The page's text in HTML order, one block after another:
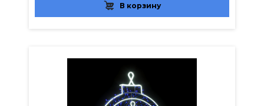
В корзину